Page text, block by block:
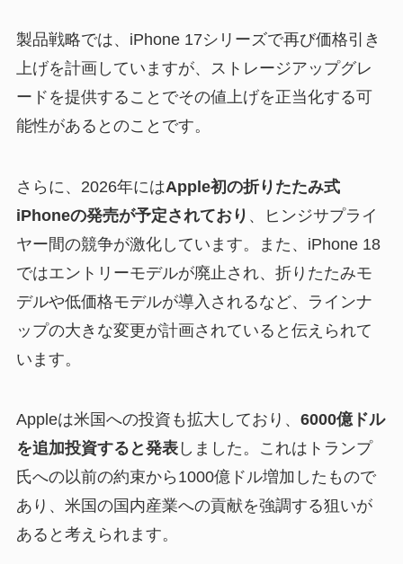
製品戦略では、iPhone 17シリーズで再び価格引き
上げを計画していますが、ストレージアップグレ
ードを提供することでその値上げを正当化する可
能性があるとのことです。
さらに、2026年にはApple初の折りたたみ式
iPhoneの発売が予定されており 、ヒンジサプライ
ヤー間の競争が激化しています。また、iPhone 18
ではエントリーモデルが廃止され、折りたたみモ
デルや低価格モデルが導入されるなど、ラインナ
ップの大きな変更が計画されていると伝えられて
います。
Appleは米国への投資も拡大しており、 6000億ドル
を追加投資すると発表しました。これはトランプ
氏への以前の約束から1000億ドル増加したもので
あり、米国の国内産業への貢献を強調する狙いが
あると考えられます。